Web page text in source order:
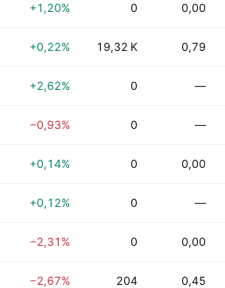
+1,20% 0 0,00
+0,22% 19,32 K 0,79
+2,62% 0 —
−0,93% 0 —
+0,14% 0 0,00
+0,12% 0 —
−2,31% 0 0,00
−2,67% 204 0,45